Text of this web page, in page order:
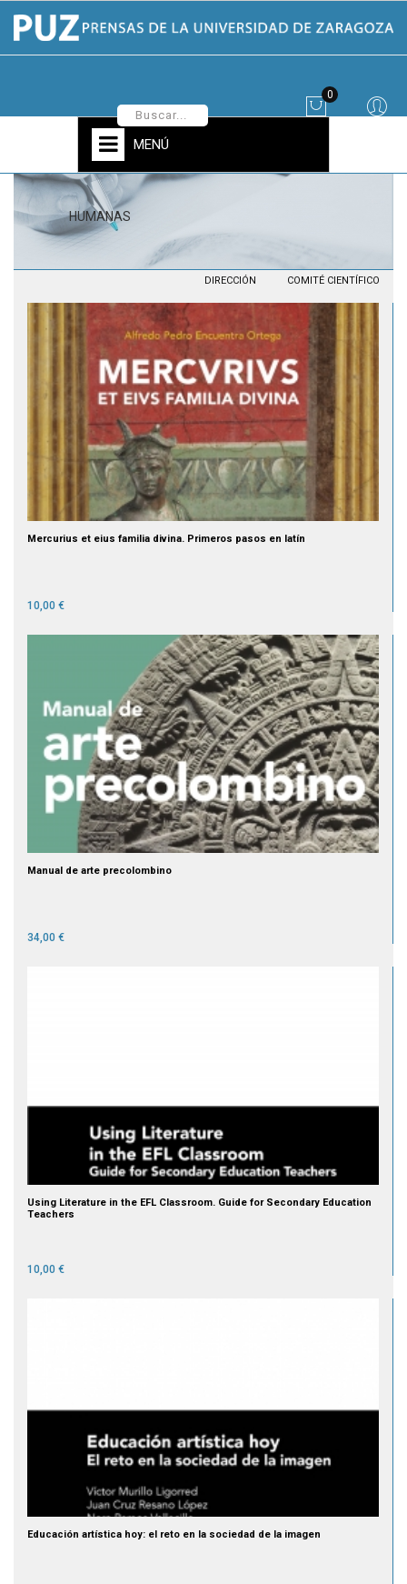
0
MENÚ
HUMANAS
DIRECCIÓN COMITÉ CIENTÍFICO
Mercurius et eius familia divina. Primeros pasos en latín
10,00 €
Manual de arte precolombino
34,00 €
Using Literature in the EFL Classroom. Guide for Secondary Education
Teachers
10,00 €
Educación artística hoy: el reto en la sociedad de la imagen